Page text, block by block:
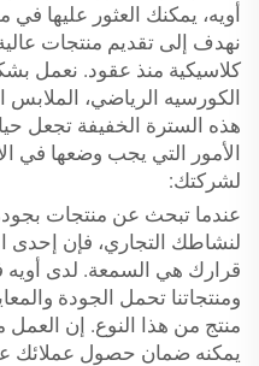
نهدف إلى تقديم منتجات
كلاسيكية منذ عقود. نعمل
الكورسيه الرياضي، الملابس
هذه السترة الخفيفة تجعل
الأمور التي يجب وضعها في
لشركتك:
عندما تبحث عن منتجات
لنشاطك التجاري، فإن إحدى
قرارك هي السمعة. لدى أويه
ومنتجاتنا تحمل الجودة
منتج من هذا النوع. إن
يمكنه ضمان حصول عملائك